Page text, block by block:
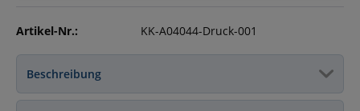
Artikel-Nr.: KK-A04044-Druck-001
Beschreibung